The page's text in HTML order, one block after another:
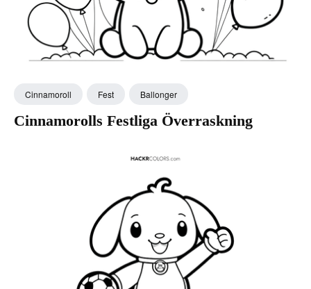
Cinnamoroll Fest Ballonger
Cinnamorolls Festliga Överraskning